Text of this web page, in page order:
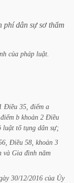
phí dân sự sơ thẩm
của pháp luật.
Điều 35, điểm a
điểm b khoản 2 Điều
luật tố tụng dân sự;
Điều 58, khoản 3
và Gia đình năm
30/12/2016 của Ủy